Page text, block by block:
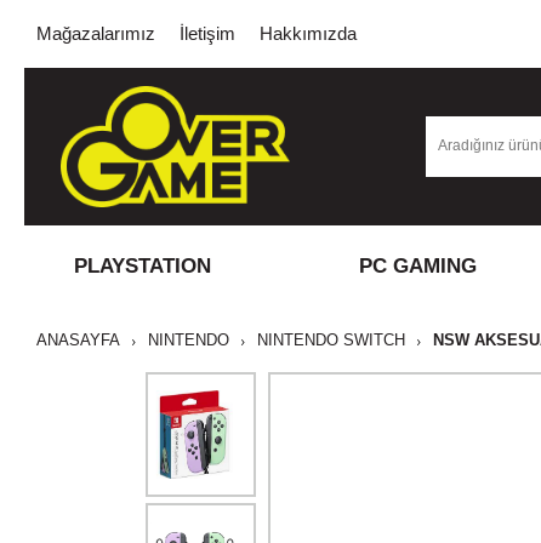
Mağazalarımız İletişim Hakkımızda
PLAYSTATION PC GAMING
ANASAYFA NINTENDO NINTENDO SWITCH NSW